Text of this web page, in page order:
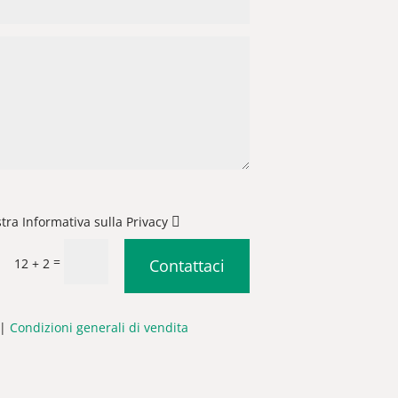
Informativa sulla Privacy
12 + 2 = Contattaci
Condizioni generali di vendita